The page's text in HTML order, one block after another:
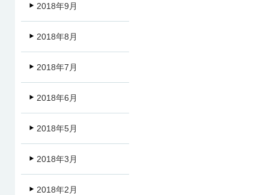
2018年9月
2018年8月
2018年7月
2018年6月
2018年5月
2018年3月
2018年2月